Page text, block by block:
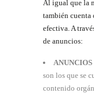
Al igual que la
también cuenta
efectiva. A
de anuncios:
son los que se
contenido